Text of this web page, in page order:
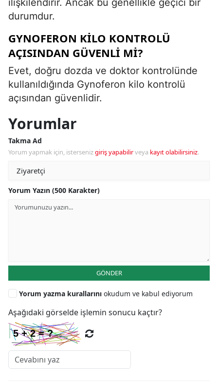
durumdur.
GYNOFERON KILO KONTROLÜ
AÇISINDAN GÜVENLI MI?
Evet, doğru dozda ve doktor kontrolünde
kullanıldığında Gynoferon kilo kontrolü
açısından güvenlidir.
Yorumlar
Takma Ad
Yorum yapmak için, istersenizgiriş yapabilirveya kayıt olabilirsiniz.
Yorum Yazın (500 Karakter)
GÖNDER
Yorum yazma kurallarını okudum ve kabul ediyorum
Aşağıdaki görselde işlemin sonucu kaçtır?